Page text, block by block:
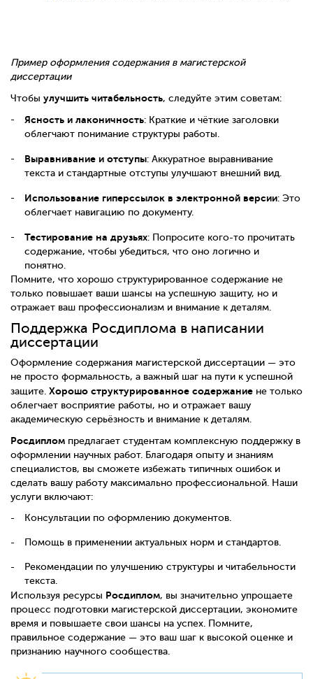
Пример оформления содержания в магистерской
диссертации
Чтобы улучшить читабельность, следуйте этим советам:
Ясность и лаконичность: Краткие и чёткие заголовки
облегчают понимание структуры работы.
Выравнивание и отступы: Аккуратное выравнивание
текста и стандартные отступы улучшают внешний вид.
Использование гиперссылок в электронной версии: Это
облегчает навигацию по документу.
Тестирование на друзьях: Попросите кого-то прочитать
содержание, чтобы убедиться, что оно логично и
понятно.
Помните, что хорошо структурированное содержание не
только повышает ваши шансы на успешную защиту, но и
отражает ваш профессионализм и внимание к деталям.
Поддержка Росдиплома в написании
диссертации
Оформление содержания магистерской диссертации — это
не просто формальность, а важный шаг на пути к успешной
защите. Хорошо структурированное содержание не только
облегчает восприятие работы, но и отражает вашу
академическую серьёзность и внимание к деталям.
Росдиплом предлагает студентам комплексную поддержку в
оформлении научных работ. Благодаря опыту и знаниям
специалистов, вы сможете избежать типичных ошибок и
сделать вашу работу максимально профессиональной. Наши
услуги включают:
Консультации по оформлению документов.
Помощь в применении актуальных норм и стандартов.
Рекомендации по улучшению структуры и читабельности
текста.
Используя ресурсы Росдиплом, вы значительно упрощаете
процесс подготовки магистерской диссертации, экономите
время и повышаете свои шансы на успех. Помните,
правильное содержание — это ваш шаг к высокой оценке и
признанию научного сообщества.